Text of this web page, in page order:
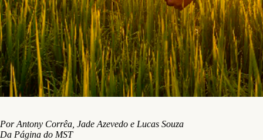
Por Antony Corrêa, Jade Azevedo e Lucas Souza
Da Página do MST